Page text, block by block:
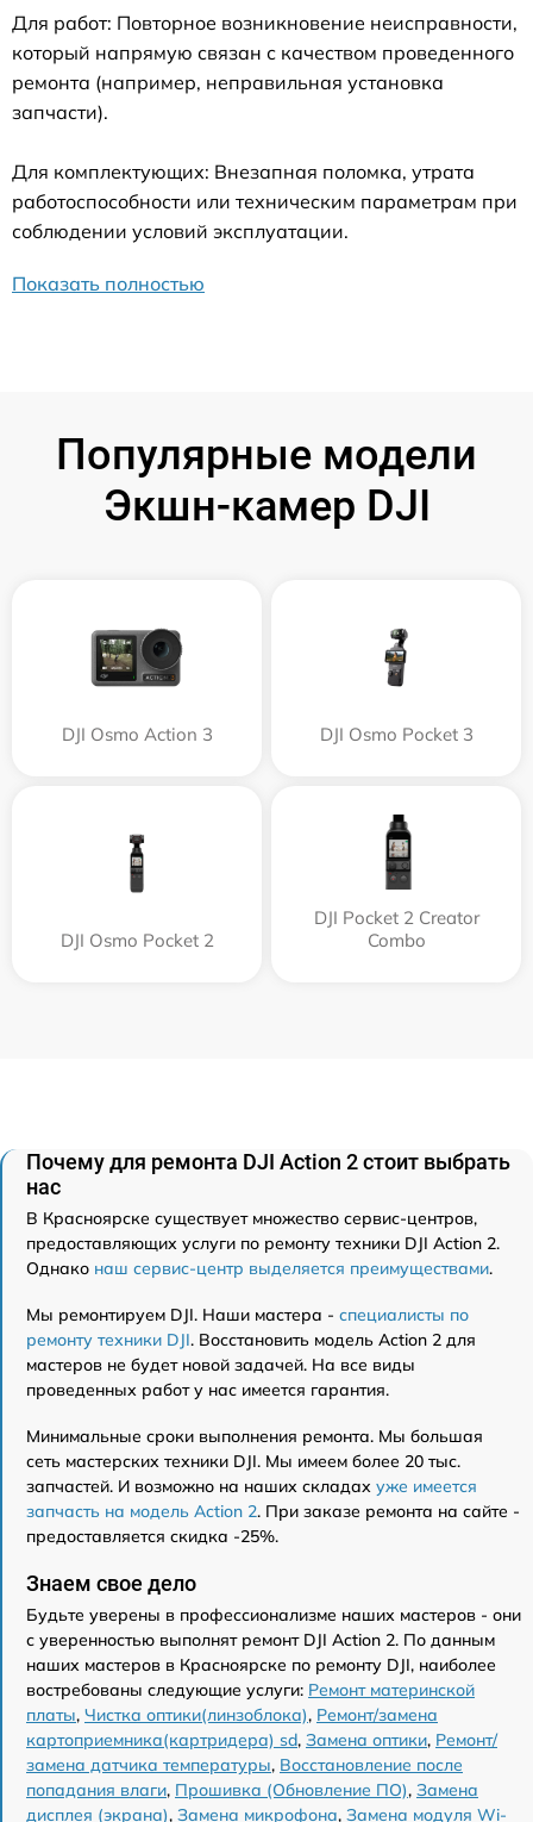
Для работ: Повторное возникновение неисправности,
который напрямую связан с качеством проведенного
ремонта (например, неправильная установка
запчасти).
Для комплектующих: Внезапная поломка, утрата
работоспособности или техническим параметрам при
соблюдении условий эксплуатации.
Показать полностью
Популярные модели
Экшн-камер DJI
DJI Osmo Action 3 DJI Osmo Pocket 3
DJI Osmo Pocket 2
DJI Pocket 2 Creator
Combo
Почему для ремонта DJI Action 2 стоит выбрать
нас
В Красноярске существует множество сервис-центров,
предоставляющих услуги по ремонту техники DJI Action 2.
Однако наш сервис-центр выделяется преимуществами.
Мы ремонтируем DJI. Наши мастера - специалисты по
ремонту техники DJI. Восстановить модель Action 2 для
мастеров не будет новой задачей. На все виды
проведенных работ у нас имеется гарантия.
Минимальные сроки выполнения ремонта. Мы большая
сеть мастерских техники DJI. Мы имеем более 20 тыс.
запчастей. И возможно на наших складах уже имеется
запчасть на модель Action 2. При заказе ремонта на сайте -
предоставляется скидка -25%.
Знаем свое дело
Будьте уверены в профессионализме наших мастеров - они
с уверенностью выполнят ремонт DJI Action 2. По данным
наших мастеров в Красноярске по ремонту DJI, наиболее
востребованы следующие услуги: Ремонт материнской
платы, Чистка оптики(линзоблока), Ремонт/замена
картоприемника(картридера) sd, Замена оптики, Ремонт/
замена датчика температуры, Восстановление после
попадания влаги, Прошивка (Обновление ПО), Замена
дисплея (экрана), Замена микрофона, Замена модуля Wi-